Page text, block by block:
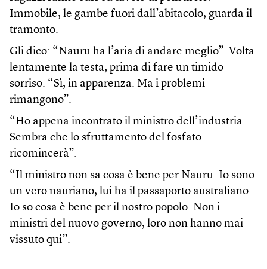
Immobile, le gambe fuori dall’abitacolo, guarda il
tramonto.
Gli dico: “Nauru ha l’aria di andare meglio”. Volta
lentamente la testa, prima di fare un timido
sorriso. “Sì, in apparenza. Ma i problemi
rimangono”.
“Ho appena incontrato il ministro dell’industria.
Sembra che lo sfruttamento del fosfato
ricomincerà”.
“Il ministro non sa cosa è bene per Nauru. Io sono
un vero nauriano, lui ha il passaporto australiano.
Io so cosa è bene per il nostro popolo. Non i
ministri del nuovo governo, loro non hanno mai
vissuto qui”.